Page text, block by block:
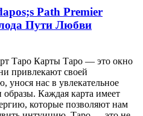
Path Premier
Пути Любви
Таро Карты Таро — это окно
привлекают своей
унося нас в увлекательное
Каждая карта имеет
которые позволяют нам